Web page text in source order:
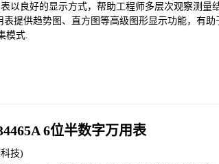
以良好的显示方式，帮助工程师多层次观察测量
表提供趋势图、直方图等高级图形显示功能，有
模式.
6位半数字万用表
技)